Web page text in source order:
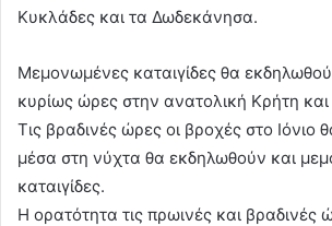
Κυκλάδες και τα Δωδεκάνησα.
Μεμονωμένες καταιγίδες θα
κυρίως ώρες στην ανατολική Κρήτη
Τις βραδινές ώρες οι βροχές στο Ιόνιο
μέσα στη νύχτα θα εκδηλωθούν και
καταιγίδες.
Η ορατότητα τις πρωινές και βραδινές